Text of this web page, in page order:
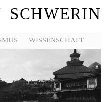
WISSENSCHAFT